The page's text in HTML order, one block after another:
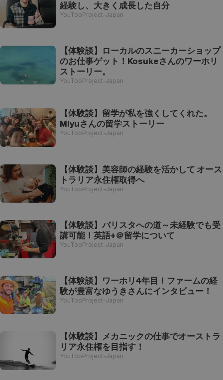
経験し、大きく成長した自分
YouTooProject-Japan
【体験談】ローカルのスニーカーショップ
のお仕事ゲット！Kosukeさんのワーホリ
ストーリー。
YouTooProject-Japan
【体験談】留学が私を強くしてくれた。
Miyuさんの留学ストーリー
YouTooProject-Japan
【体験談】美容師の経験を活かして オース
トラリア永住権取得へ
YouTooProject-Japan
【体験談】バリスタへの道～未経験でも受
講可能！英語+＠留学について
YouTooProject-Japan
【体験談】ワーホリ4年目！ファームの経
験が豊富なゆうきさんにインタビュー！
YouTooProject-Japan
【体験談】メカニックの仕事でオーストラ
リア永住権を目指す！
YouTooProject-Japan